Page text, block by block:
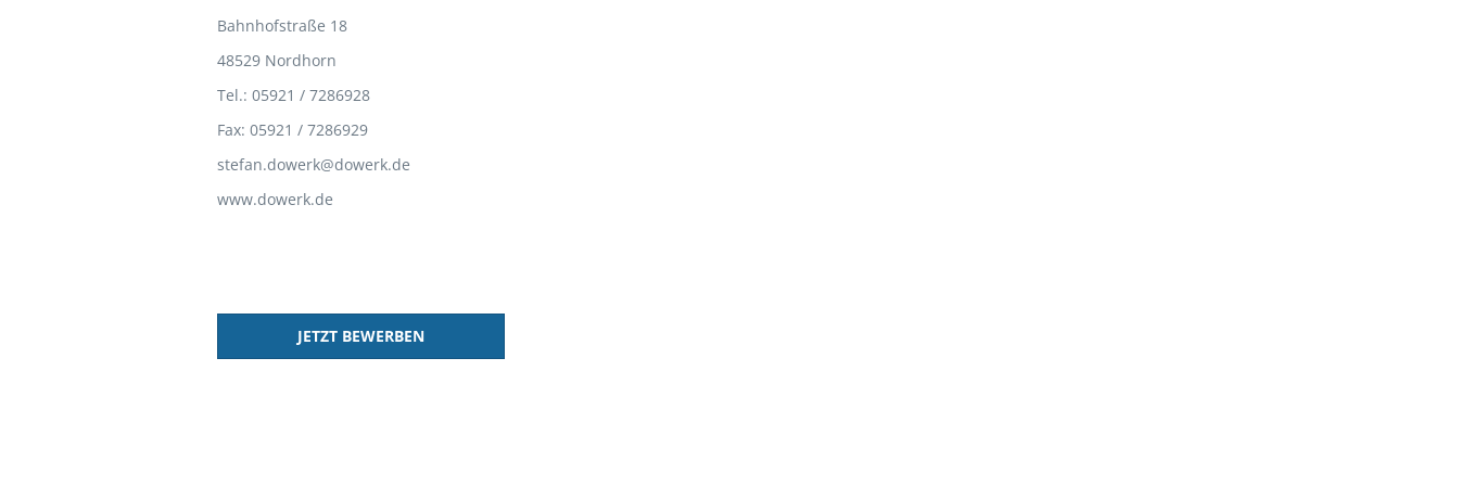
Bahnhofstraße 18
48529 Nordhorn
Tel.: 05921 / 7286928
Fax: 05921 / 7286929
stefan.dowerk@dowerk.de
www.dowerk.de
JETZT BEWERBEN